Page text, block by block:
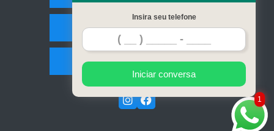
Contato
Mapa do site
1
Insira seu telefone
Iniciar conversa